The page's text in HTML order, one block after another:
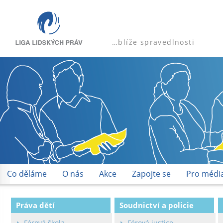
…blíže spravedlnosti
Co děláme O nás Akce Zapojte se Pro
Práva dětí Soudnictví a policie